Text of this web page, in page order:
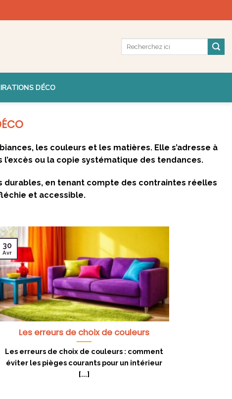
DÉCO
les couleurs et les matières. Elle s’adresse à
ou la copie systématique des tendances.
durables, en tenant compte des contraintes réelles
et accessible.
Les erreurs de choix de couleurs
Les erreurs de choix de couleurs : comment
éviter les pièges courants pour un intérieur
[...]
30
Avr